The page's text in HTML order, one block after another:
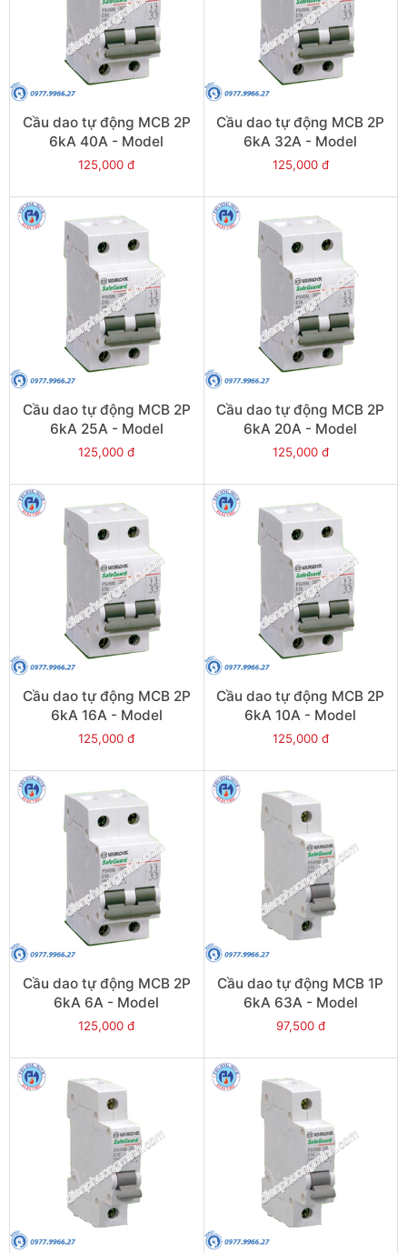
Cầu dao tự động MCB 2P
6kA 40A - Model
PS45S/C2040
125,000 đ
Cầu dao tự động MCB 2P
6kA 32A - Model
PS45S/C2032
125,000 đ
Cầu dao tự động MCB 2P
6kA 25A - Model
PS45S/C2025
125,000 đ
Cầu dao tự động MCB 2P
6kA 20A - Model
PS45S/C2020
125,000 đ
Cầu dao tự động MCB 2P
6kA 16A - Model
PS45S/C2016
125,000 đ
Cầu dao tự động MCB 2P
6kA 10A - Model
PS45S/C2010
125,000 đ
Cầu dao tự động MCB 2P
6kA 6A - Model
PS45S/C2006
125,000 đ
Cầu dao tự động MCB 1P
6kA 63A - Model
PS45S/C1063
97,500 đ